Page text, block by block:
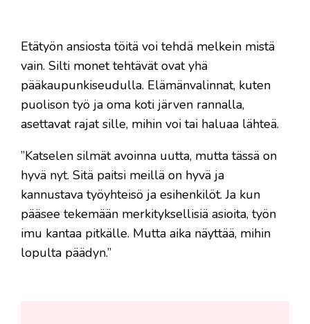
Etätyön ansiosta töitä voi tehdä melkein mistä
vain. Silti monet tehtävät ovat yhä
pääkaupunkiseudulla. Elämänvalinnat, kuten
puolison työ ja oma koti järven rannalla,
asettavat rajat sille, mihin voi tai haluaa lähteä.
”Katselen silmät avoinna uutta, mutta tässä on
hyvä nyt. Sitä paitsi meillä on hyvä ja
kannustava työyhteisö ja esihenkilöt. Ja kun
pääsee tekemään merkityksellisiä asioita, työn
imu kantaa pitkälle. Mutta aika näyttää, mihin
lopulta päädyn.”